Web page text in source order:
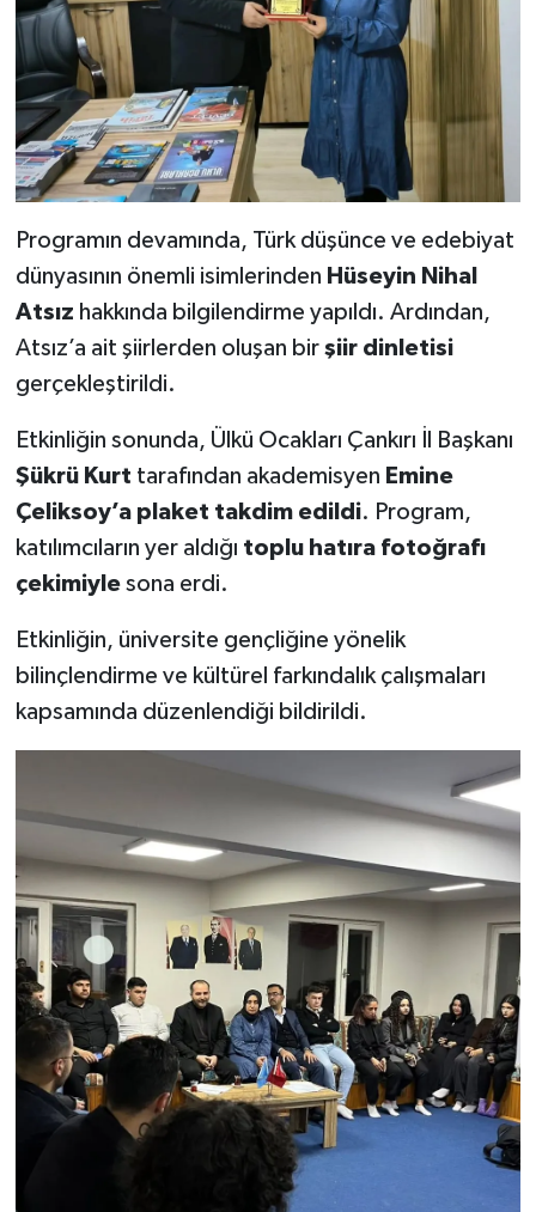
Programın devamında, Türk düşünce ve edebiyat
dünyasının önemli isimlerinden Hüseyin Nihal
Atsız hakkında bilgilendirme yapıldı. Ardından,
Atsız’a ait şiirlerden oluşan bir şiir dinletisi
gerçekleştirildi.
Etkinliğin sonunda, Ülkü Ocakları Çankırı İl Başkanı
Şükrü Kurt tarafından akademisyen Emine
Çeliksoy’a plaket takdim edildi. Program,
katılımcıların yer aldığı toplu hatıra fotoğrafı
çekimiylesona erdi.
Etkinliğin, üniversite gençliğine yönelik
bilinçlendirme ve kültürel farkındalık çalışmaları
kapsamında düzenlendiği bildirildi.